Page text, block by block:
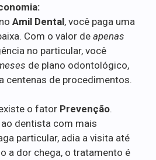
Amil Dental, você paga uma
Com o valor de apenas
no particular, você
de plano odontológico,
centenas de procedimentos.
o fator Prevenção.
dentista com mais
particular, adia a visita até
a dor chega, o tratamento é